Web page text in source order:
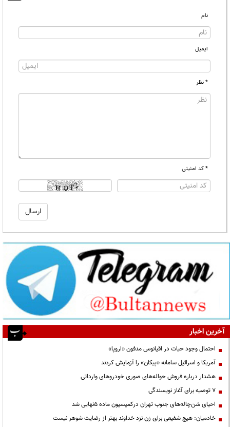
نام
ایمیل
* نظر
* کد امنیتی
آخرین اخبار
احتمال وجود حیات در اقیانوس مدفون «اروپا»
آمریکا و اسرائیل سامانه «پیکان» را آزمایش کردند
هشدار درباره فروش حواله‌های صوری خودروهای وارداتی
۷ توصیه برای آغاز نویسندگی
احیای شن‌چاله‌های جنوب تهران درکمیسیون ماده ۵نهایی شد
خادمیان: هیچ شفیعی برای زن نزد خداوند بهتر از رضایت شوهر نیست